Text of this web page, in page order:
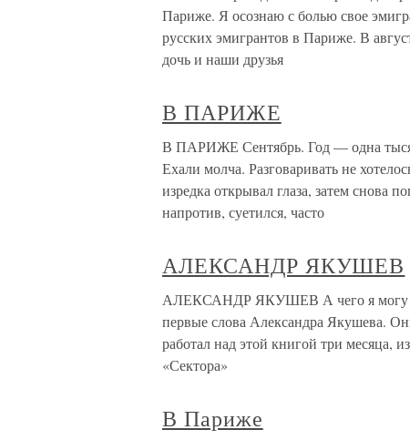
Париже. Я осознаю с болью свое
русских эмигрантов в Париже. В
дочь и наши друзья
В ПАРИЖЕ
В ПАРИЖЕ Сентябрь. Год — одна
Ехали молча. Разговаривать не
изредка открывал глаза, затем снова
напротив, суетился, часто
АЛЕКСАНДР ЯКУШЕВ
АЛЕКСАНДР ЯКУШЕВ А чего я могу о
первые слова Александра Якушева.
работал над этой книгой три месяца,
«Сектора»
В Париже